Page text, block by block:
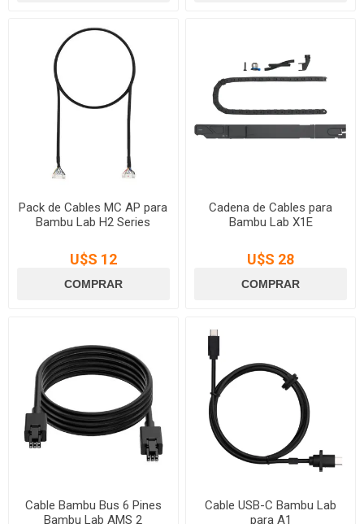
Pack de Cables MC AP para
Bambu Lab H2 Series
U$S 12
Cadena de Cables para
Bambu Lab X1E
U$S 28
Cable Bambu Bus 6 Pines
Bambu Lab AMS 2
Cable USB-C Bambu Lab
para A1